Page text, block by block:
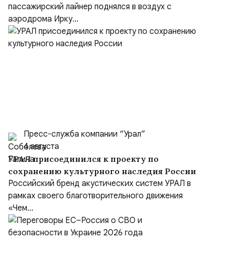
пассажирский лайнер поднялся в воздух с
аэродрома Ирку...
Пресс-служба компании “Урал”
4 августа
УРАЛ присоединился к проекту по
сохранению культурного наследия России
Российский бренд акустических систем УРАЛ в
рамках своего благотворительного движения
«Чем...